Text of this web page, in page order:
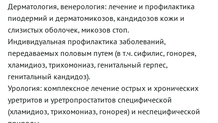
Дерматология, венерология: лечение и профилактика
пиодермий и дерматомикозов, кандидозов кожи и
слизистых оболочек, микозов стоп.
Индивидуальная профилактика заболеваний,
передаваемых половым путем (в т.ч. сифилис, гонорея,
хламидиоз, трихомониаз, генитальный герпес,
генитальный кандидоз).
Урология: комплексное лечение острых и хронических
уретритов и уретропростатитов специфической
(хламидиоз, трихомониаз, гонорея) и неспецифической